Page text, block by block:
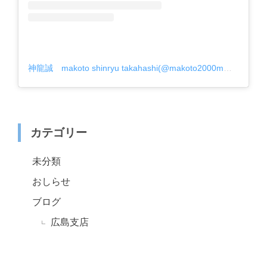
カテゴリー
未分類
おしらせ
ブログ
広島支店